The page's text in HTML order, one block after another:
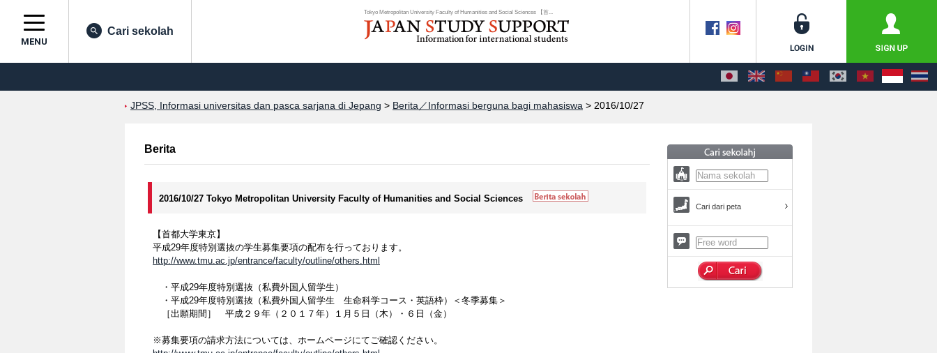
Tokyo Metropolitan University Faculty of Humanities and Social Sciences 【首...
MENU
Cari sekolah
JPSS, Informasi universitas dan pasca sarjana di Jepang > Berita／Informasi berguna bagi mahasiswa > 2016/10/27
Berita
2016/10/27 Tokyo Metropolitan University Faculty of Humanities and Social Sciences
【首都大学東京】
平成29年度特別選抜の学生募集要項の配布を行っております。
http://www.tmu.ac.jp/entrance/faculty/outline/others.html
・平成29年度特別選抜（私費外国人留学生）
・平成29年度特別選抜（私費外国人留学生 生命科学コース・英語枠）＜冬季募集＞
［出願期間］ 平成２９年（２０１７年）１月５日（木）・６日（金）
※募集要項の請求方法については、ホームページにてご確認ください。
Cari dari peta